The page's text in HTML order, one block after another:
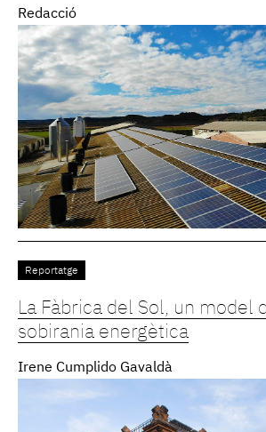
Redacció
Reportatge
La Fàbrica del Sol, un model
sobirania energètica
Irene Cumplido Gavaldà